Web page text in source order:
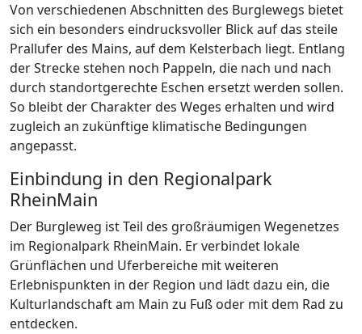
Von verschiedenen Abschnitten des Burglewegs bietet
sich ein besonders eindrucksvoller Blick auf das steile
Prallufer des Mains, auf dem Kelsterbach liegt. Entlang
der Strecke stehen noch Pappeln, die nach und nach
durch standortgerechte Eschen ersetzt werden sollen.
So bleibt der Charakter des Weges erhalten und wird
zugleich an zukünftige klimatische Bedingungen
angepasst.
Einbindung in den Regionalpark
RheinMain
Der Burgleweg ist Teil des großräumigen Wegenetzes
im Regionalpark RheinMain. Er verbindet lokale
Grünflächen und Uferbereiche mit weiteren
Erlebnispunkten in der Region und lädt dazu ein, die
Kulturlandschaft am Main zu Fuß oder mit dem Rad zu
entdecken.